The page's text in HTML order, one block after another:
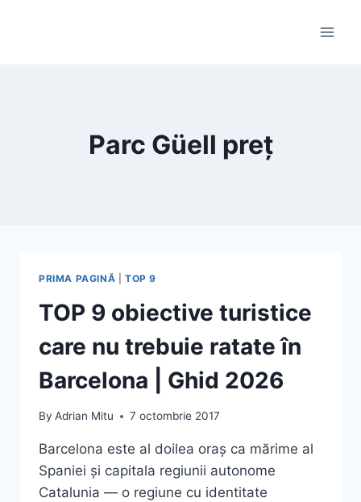
Parc Güell preț
PRIMA PAGINĂ TOP 9
TOP 9 obiective turistice
care nu trebuie ratate în
Barcelona | Ghid 2026
By Adrian Mitu 7 octombrie 2017
Barcelona este al doilea oraș ca mărime al
Spaniei și capitala regiunii autonome
Catalunia — o regiune cu identitate